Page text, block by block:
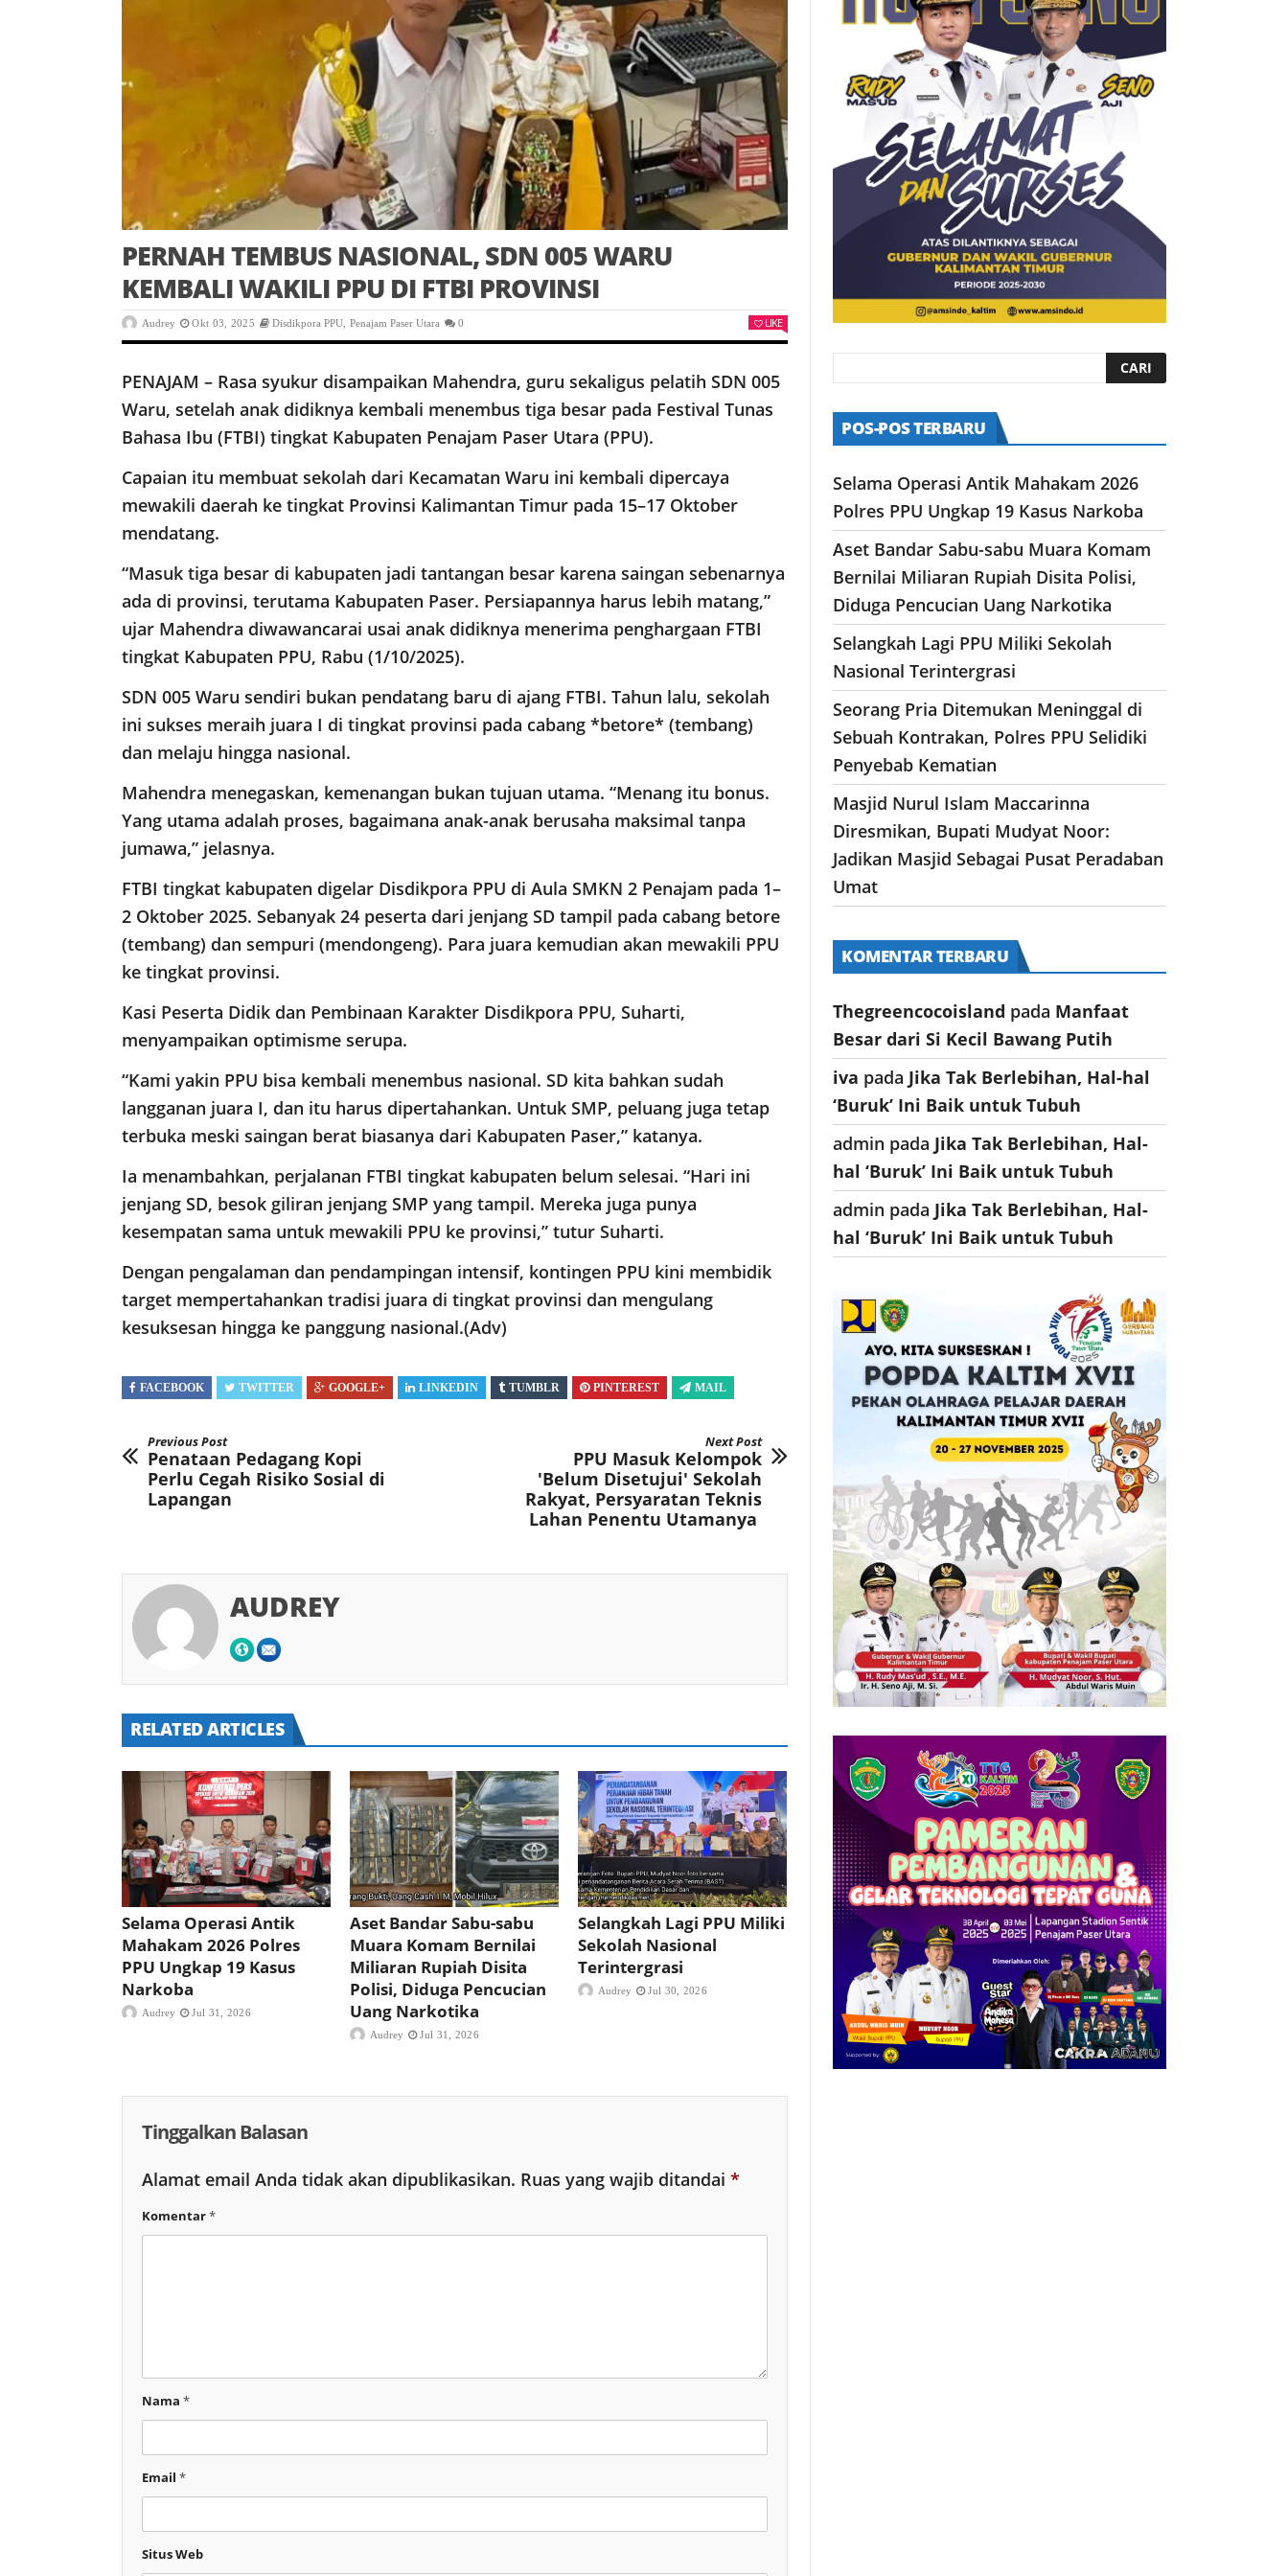
PERNAH TEMBUS NASIONAL, SDN 005 WARU
KEMBALI WAKILI PPU DI FTBI PROVINSI
Audrey Okt 03, 2025 Disdikpora PPU Penajam Paser Utara 0 LIKE
PENAJAM – Rasa syukur disampaikan Mahendra, guru sekaligus pelatih SDN 005
Waru, setelah anak didiknya kembali menembus tiga besar pada Festival Tunas
Bahasa Ibu (FTBI) tingkat Kabupaten Penajam Paser Utara (PPU).
Capaian itu membuat sekolah dari Kecamatan Waru ini kembali dipercaya
mewakili daerah ke tingkat Provinsi Kalimantan Timur pada 15–17 Oktober
mendatang.
“Masuk tiga besar di kabupaten jadi tantangan besar karena saingan sebenarnya
ada di provinsi, terutama Kabupaten Paser. Persiapannya harus lebih matang,”
ujar Mahendra diwawancarai usai anak didiknya menerima penghargaan FTBI
tingkat Kabupaten PPU, Rabu (1/10/2025).
SDN 005 Waru sendiri bukan pendatang baru di ajang FTBI. Tahun lalu, sekolah
ini sukses meraih juara I di tingkat provinsi pada cabang *betore* (tembang)
dan melaju hingga nasional.
Mahendra menegaskan, kemenangan bukan tujuan utama. “Menang itu bonus.
Yang utama adalah proses, bagaimana anak-anak berusaha maksimal tanpa
jumawa,” jelasnya.
FTBI tingkat kabupaten digelar Disdikpora PPU di Aula SMKN 2 Penajam pada 1–
2 Oktober 2025. Sebanyak 24 peserta dari jenjang SD tampil pada cabang betore
(tembang) dan sempuri (mendongeng). Para juara kemudian akan mewakili PPU
ke tingkat provinsi.
Kasi Peserta Didik dan Pembinaan Karakter Disdikpora PPU, Suharti,
menyampaikan optimisme serupa.
“Kami yakin PPU bisa kembali menembus nasional. SD kita bahkan sudah
langganan juara I, dan itu harus dipertahankan. Untuk SMP, peluang juga tetap
terbuka meski saingan berat biasanya dari Kabupaten Paser,” katanya.
Ia menambahkan, perjalanan FTBI tingkat kabupaten belum selesai. “Hari ini
jenjang SD, besok giliran jenjang SMP yang tampil. Mereka juga punya
kesempatan sama untuk mewakili PPU ke provinsi,” tutur Suharti.
Dengan pengalaman dan pendampingan intensif, kontingen PPU kini membidik
target mempertahankan tradisi juara di tingkat provinsi dan mengulang
kesuksesan hingga ke panggung nasional.(Adv)
FACEBOOK TWITTER GOOGLE+ LINKEDIN TUMBLR PINTEREST MAIL
Previous Post
Penataan Pedagang Kopi
Perlu Cegah Risiko Sosial di
Lapangan
Next Post
PPU Masuk Kelompok
'Belum Disetujui' Sekolah
Rakyat, Persyaratan Teknis
Lahan Penentu Utamanya
AUDREY
RELATED ARTICLES
Selama Operasi Antik
Mahakam 2026 Polres
PPU Ungkap 19 Kasus
Narkoba
Audrey Jul 31, 2026
Aset Bandar Sabu-sabu
Muara Komam Bernilai
Miliaran Rupiah Disita
Polisi, Diduga Pencucian
Uang Narkotika
Audrey Jul 31, 2026
Selangkah Lagi PPU Miliki
Sekolah Nasional
Terintergrasi
Audrey Jul 30, 2026
Tinggalkan Balasan
Alamat email Anda tidak akan dipublikasikan. Ruas yang wajib ditandai *
Komentar*
Nama *
Email *
Situs Web
POS-POS TERBARU
Selama Operasi Antik Mahakam 2026
Polres PPU Ungkap 19 Kasus Narkoba
Aset Bandar Sabu-sabu Muara Komam
Bernilai Miliaran Rupiah Disita Polisi,
Diduga Pencucian Uang Narkotika
Selangkah Lagi PPU Miliki Sekolah
Nasional Terintergrasi
Seorang Pria Ditemukan Meninggal di
Sebuah Kontrakan, Polres PPU Selidiki
Penyebab Kematian
Masjid Nurul Islam Maccarinna
Diresmikan, Bupati Mudyat Noor:
Jadikan Masjid Sebagai Pusat Peradaban
Umat
KOMENTAR TERBARU
Thegreencocoisland pada Manfaat
Besar dari Si Kecil Bawang Putih
iva pada Jika Tak Berlebihan, Hal-hal
‘Buruk’ Ini Baik untuk Tubuh
admin pada Jika Tak Berlebihan, Hal-
hal ‘Buruk’ Ini Baik untuk Tubuh
admin pada Jika Tak Berlebihan, Hal-
hal ‘Buruk’ Ini Baik untuk Tubuh